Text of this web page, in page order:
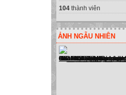
104 thành viên
ẢNH NGẪU NHIÊN